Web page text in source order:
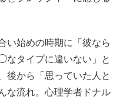
い始めの時期に「彼なら
タイプに違いない」と
後から「思っていた人と
な流れ。心理学者ドナル